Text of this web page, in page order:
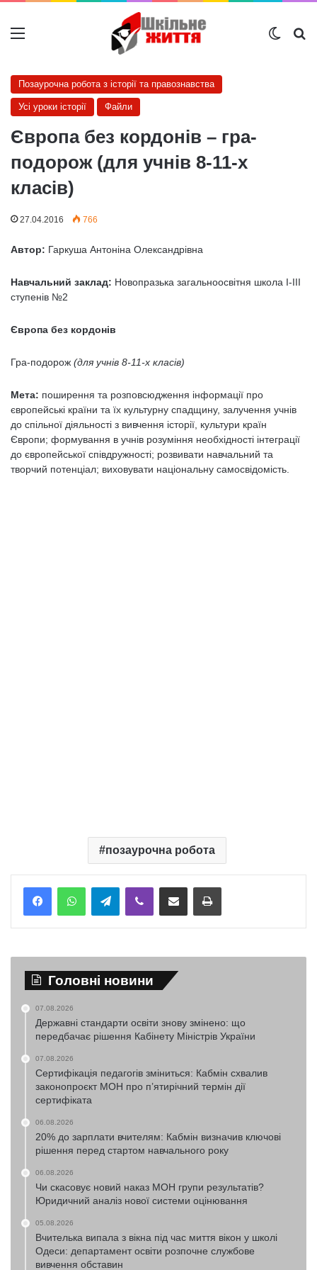
Меню
Позаурочна робота з історії та правознавства
Усі уроки історії Файли
Європа без кордонів – гра-
подорож (для учнів 8-11-х
класів)
27.04.2016 766
Автор: Гаркуша Антоніна Олександрівна
Навчальний заклад: Новопразька загальноосвітня школа І-ІІІ
ступенів №2
Європа без кордонів
Гра-подорож (для учнів 8-11-х класів)
Мета: поширення та розповсюдження інформації про
європейські країни та їх культурну спадщину, залучення учнів
до спільної діяльності з вивчення історії, культури країн
Європи; формування в учнів розуміння необхідності інтеграції
до європейської співдружності; розвивати навчальний та
творчий потенціал; виховувати національну самосвідомість.
позаурочна робота
TelegramViber Надіслати електронною поштоюНадрукувати
Головні новини
07.08.2026
Державні стандарти освіти знову змінено: що
передбачає рішення Кабінету Міністрів України
07.08.2026
Сертифікація педагогів зміниться: Кабмін схвалив
законопроєкт МОН про п’ятирічний термін дії
сертифіката
06.08.2026
20% до зарплати вчителям: Кабмін визначив ключові
рішення перед стартом навчального року
06.08.2026
Чи скасовує новий наказ МОН групи результатів?
Юридичний аналіз нової системи оцінювання
05.08.2026
Вчителька випала з вікна під час миття вікон у школі
Одеси: департамент освіти розпочне службове
вивчення обставин